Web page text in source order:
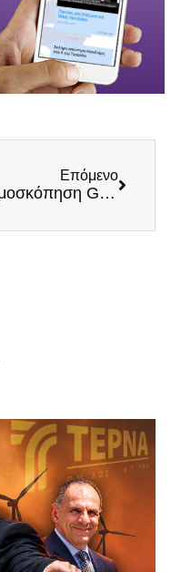
Επόμενο
Δημοσκόπηση GPO: Καταρρέει στο 23,3% η ΝΔ – Εκτός Βουλής η Φωνή Λογικής